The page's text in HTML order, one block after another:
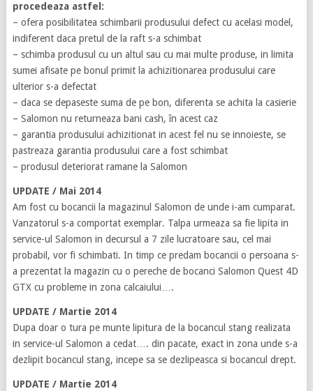
procedeaza astfel:
– ofera posibilitatea schimbarii produsului defect cu acelasi model,
indiferent daca pretul de la raft s-a schimbat
– schimba produsul cu un altul sau cu mai multe produse, in limita
sumei afisate pe bonul primit la achizitionarea produsului care
ulterior s-a defectat
– daca se depaseste suma de pe bon, diferenta se achita la casierie
– Salomon nu returneaza bani cash, în acest caz
– garantia produsului achizitionat in acest fel nu se innoieste, se
pastreaza garantia produsului care a fost schimbat
– produsul deteriorat ramane la Salomon
UPDATE / Mai 2014
Am fost cu bocancii la magazinul Salomon de unde i-am cumparat.
Vanzatorul s-a comportat exemplar. Talpa urmeaza sa fie lipita in
service-ul Salomon in decursul a 7 zile lucratoare sau, cel mai
probabil, vor fi schimbati. In timp ce predam bocancii o persoana s-
a prezentat la magazin cu o pereche de bocanci Salomon Quest 4D
GTX cu probleme in zona calcaiului….
UPDATE / Martie 2014
Dupa doar o tura pe munte lipitura de la bocancul stang realizata
in service-ul Salomon a cedat…. din pacate, exact in zona unde s-a
dezlipit bocancul stang, incepe sa se dezlipeasca si bocancul drept.
UPDATE / Martie 2014